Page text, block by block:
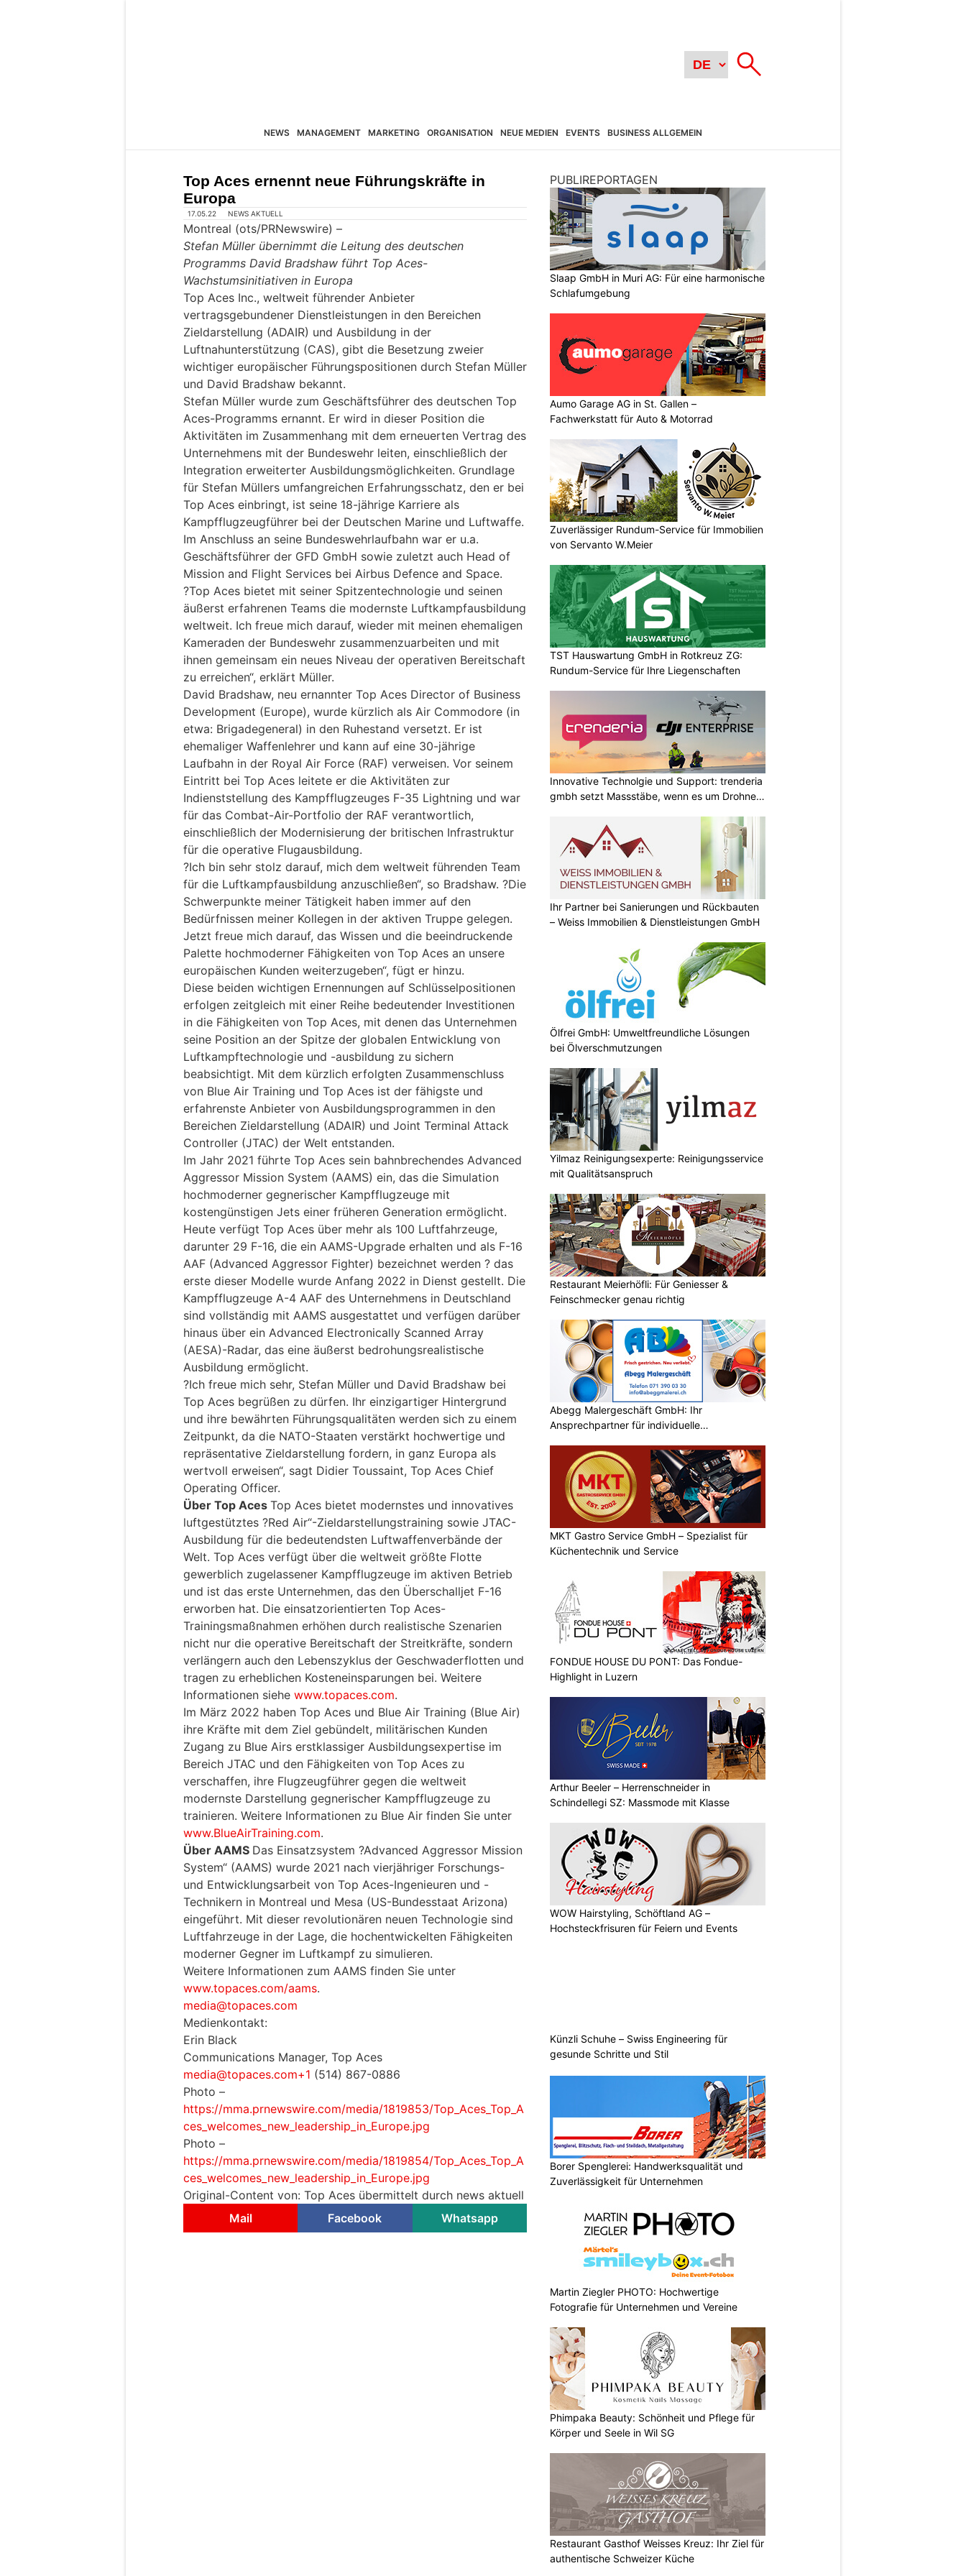
NEWS MANAGEMENT MARKETING ORGANISATION NEUE MEDIEN EVENTS BUSINESS ALLGEMEIN
Top Aces ernennt neue Führungskräfte in
Europa
17.05.22 NEWS AKTUELL
Montreal (ots/PRNewswire) –
Stefan Müller übernimmt die Leitung des deutschen
Programms David Bradshaw führt Top Aces-
Wachstumsinitiativen in Europa
Top Aces Inc., weltweit führender Anbieter
vertragsgebundener Dienstleistungen in den Bereichen
Zieldarstellung (ADAIR) und Ausbildung in der
Luftnahunterstützung (CAS), gibt die Besetzung zweier
wichtiger europäischer Führungspositionen durch Stefan Müller
und David Bradshaw bekannt.
Stefan Müller wurde zum Geschäftsführer des deutschen Top
Aces-Programms ernannt. Er wird in dieser Position die
Aktivitäten im Zusammenhang mit dem erneuerten Vertrag des
Unternehmens mit der Bundeswehr leiten, einschließlich der
Integration erweiterter Ausbildungsmöglichkeiten. Grundlage
für Stefan Müllers umfangreichen Erfahrungsschatz, den er bei
Top Aces einbringt, ist seine 18-jährige Karriere als
Kampfflugzeugführer bei der Deutschen Marine und Luftwaffe.
Im Anschluss an seine Bundeswehrlaufbahn war er u.a.
Geschäftsführer der GFD GmbH sowie zuletzt auch Head of
Mission and Flight Services bei Airbus Defence and Space.
?Top Aces bietet mit seiner Spitzentechnologie und seinen
äußerst erfahrenen Teams die modernste Luftkampfausbildung
weltweit. Ich freue mich darauf, wieder mit meinen ehemaligen
Kameraden der Bundeswehr zusammenzuarbeiten und mit
ihnen gemeinsam ein neues Niveau der operativen Bereitschaft
zu erreichen“, erklärt Müller.
David Bradshaw, neu ernannter Top Aces Director of Business
Development (Europe), wurde kürzlich als Air Commodore (in
etwa: Brigadegeneral) in den Ruhestand versetzt. Er ist
ehemaliger Waffenlehrer und kann auf eine 30-jährige
Laufbahn in der Royal Air Force (RAF) verweisen. Vor seinem
Eintritt bei Top Aces leitete er die Aktivitäten zur
Indienststellung des Kampfflugzeuges F-35 Lightning und war
für das Combat-Air-Portfolio der RAF verantwortlich,
einschließlich der Modernisierung der britischen Infrastruktur
für die operative Flugausbildung.
?Ich bin sehr stolz darauf, mich dem weltweit führenden Team
für die Luftkampfausbildung anzuschließen“, so Bradshaw. ?Die
Schwerpunkte meiner Tätigkeit haben immer auf den
Bedürfnissen meiner Kollegen in der aktiven Truppe gelegen.
Jetzt freue mich darauf, das Wissen und die beeindruckende
Palette hochmoderner Fähigkeiten von Top Aces an unsere
europäischen Kunden weiterzugeben“, fügt er hinzu.
Diese beiden wichtigen Ernennungen auf Schlüsselpositionen
erfolgen zeitgleich mit einer Reihe bedeutender Investitionen
in die Fähigkeiten von Top Aces, mit denen das Unternehmen
seine Position an der Spitze der globalen Entwicklung von
Luftkampftechnologie und -ausbildung zu sichern
beabsichtigt. Mit dem kürzlich erfolgten Zusammenschluss
von Blue Air Training und Top Aces ist der fähigste und
erfahrenste Anbieter von Ausbildungsprogrammen in den
Bereichen Zieldarstellung (ADAIR) und Joint Terminal Attack
Controller (JTAC) der Welt entstanden.
Im Jahr 2021 führte Top Aces sein bahnbrechendes Advanced
Aggressor Mission System (AAMS) ein, das die Simulation
hochmoderner gegnerischer Kampfflugzeuge mit
kostengünstigen Jets einer früheren Generation ermöglicht.
Heute verfügt Top Aces über mehr als 100 Luftfahrzeuge,
darunter 29 F-16, die ein AAMS-Upgrade erhalten und als F-16
AAF (Advanced Aggressor Fighter) bezeichnet werden ? das
erste dieser Modelle wurde Anfang 2022 in Dienst gestellt. Die
Kampfflugzeuge A-4 AAF des Unternehmens in Deutschland
sind vollständig mit AAMS ausgestattet und verfügen darüber
hinaus über ein Advanced Electronically Scanned Array
(AESA)-Radar, das eine äußerst bedrohungsrealistische
Ausbildung ermöglicht.
?Ich freue mich sehr, Stefan Müller und David Bradshaw bei
Top Aces begrüßen zu dürfen. Ihr einzigartiger Hintergrund
und ihre bewährten Führungsqualitäten werden sich zu einem
Zeitpunkt, da die NATO-Staaten verstärkt hochwertige und
repräsentative Zieldarstellung fordern, in ganz Europa als
wertvoll erweisen“, sagt Didier Toussaint, Top Aces Chief
Operating Officer.
Über Top Aces Top Aces bietet modernstes und innovatives
luftgestütztes ?Red Air“-Zieldarstellungstraining sowie JTAC-
Ausbildung für die bedeutendsten Luftwaffenverbände der
Welt. Top Aces verfügt über die weltweit größte Flotte
gewerblich zugelassener Kampfflugzeuge im aktiven Betrieb
und ist das erste Unternehmen, das den Überschalljet F-16
erworben hat. Die einsatzorientierten Top Aces-
Trainingsmaßnahmen erhöhen durch realistische Szenarien
nicht nur die operative Bereitschaft der Streitkräfte, sondern
verlängern auch den Lebenszyklus der Geschwaderflotten und
tragen zu erheblichen Kosteneinsparungen bei. Weitere
Informationen siehe www.topaces.com.
Im März 2022 haben Top Aces und Blue Air Training (Blue Air)
ihre Kräfte mit dem Ziel gebündelt, militärischen Kunden
Zugang zu Blue Airs erstklassiger Ausbildungsexpertise im
Bereich JTAC und den Fähigkeiten von Top Aces zu
verschaffen, ihre Flugzeugführer gegen die weltweit
modernste Darstellung gegnerischer Kampfflugzeuge zu
trainieren. Weitere Informationen zu Blue Air finden Sie unter
www.BlueAirTraining.com.
Über AAMS Das Einsatzsystem ?Advanced Aggressor Mission
System“ (AAMS) wurde 2021 nach vierjähriger Forschungs-
und Entwicklungsarbeit von Top Aces-Ingenieuren und -
Technikern in Montreal und Mesa (US-Bundesstaat Arizona)
eingeführt. Mit dieser revolutionären neuen Technologie sind
Luftfahrzeuge in der Lage, die hochentwickelten Fähigkeiten
moderner Gegner im Luftkampf zu simulieren.
Weitere Informationen zum AAMS finden Sie unter
www.topaces.com/aams.
media@topaces.com
Medienkontakt:
Erin Black
Communications Manager, Top Aces
media@topaces.com+1 (514) 867-0886
Photo –
https://mma.prnewswire.com/media/1819853/Top_Aces_Top_A
ces_welcomes_new_leadership_in_Europe.jpg
Photo –
https://mma.prnewswire.com/media/1819854/Top_Aces_Top_A
ces_welcomes_new_leadership_in_Europe.jpg
Original-Content von: Top Aces übermittelt durch news aktuell
Mail
Facebook Whatsapp
PUBLIREPORTAGEN
Slaap GmbH in Muri AG: Für eine harmonische
Schlafumgebung
Aumo Garage AG in St. Gallen –
Fachwerkstatt für Auto & Motorrad
Zuverlässiger Rundum-Service für Immobilien
von Servanto W.Meier
TST Hauswartung GmbH in Rotkreuz ZG:
Rundum-Service für Ihre Liegenschaften
Innovative Technolgie und Support: trenderia
gmbh setzt Massstäbe, wenn es um Drohnen
Ihr Partner bei Sanierungen und Rückbauten
– Weiss Immobilien & Dienstleistungen GmbH
Ölfrei GmbH: Umweltfreundliche Lösungen
bei Ölverschmutzungen
Yilmaz Reinigungsexperte: Reinigungsservice
mit Qualitätsanspruch
Restaurant Meierhöfli: Für Geniesser &
Feinschmecker genau richtig
Abegg Malergeschäft GmbH: Ihr
Ansprechpartner für individuelle
MKT Gastro Service GmbH – Spezialist für
Küchentechnik und Service
FONDUE HOUSE DU PONT: Das Fondue-
Highlight in Luzern
Arthur Beeler – Herrenschneider in
Schindellegi SZ: Massmode mit Klasse
WOW Hairstyling, Schöftland AG –
Hochsteckfrisuren für Feiern und Events
Künzli Schuhe – Swiss Engineering für
gesunde Schritte und Stil
Borer Spenglerei: Handwerksqualität und
Zuverlässigkeit für Unternehmen
Martin Ziegler PHOTO: Hochwertige
Fotografie für Unternehmen und Vereine
Phimpaka Beauty: Schönheit und Pflege für
Körper und Seele in Wil SG
Restaurant Gasthof Weisses Kreuz: Ihr Ziel für
authentische Schweizer Küche